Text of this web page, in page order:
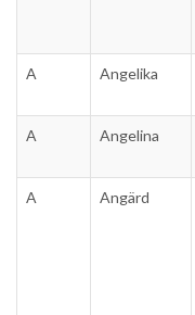
A Angelika
A Angelina
A Angärd